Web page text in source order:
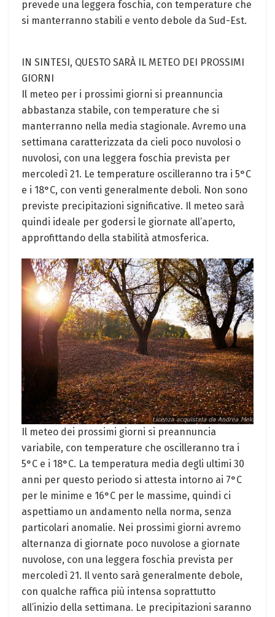
prevede una leggera foschia, con temperature che
si manterranno stabili e vento debole da Sud-Est.
IN SINTESI, QUESTO SARÀ IL METEO DEI PROSSIMI
GIORNI
Il meteo per i prossimi giorni si preannuncia
abbastanza stabile, con temperature che si
manterranno nella media stagionale. Avremo una
settimana caratterizzata da cieli poco nuvolosi o
nuvolosi, con una leggera foschia prevista per
mercoledì 21. Le temperature oscilleranno tra i 5°C
e i 18°C, con venti generalmente deboli. Non sono
previste precipitazioni significative. Il meteo sarà
quindi ideale per godersi le giornate all’aperto,
approfittando della stabilità atmosferica.
Il meteo dei prossimi giorni si preannuncia
variabile, con temperature che oscilleranno tra i
5°C e i 18°C. La temperatura media degli ultimi 30
anni per questo periodo si attesta intorno ai 7°C
per le minime e 16°C per le massime, quindi ci
aspettiamo un andamento nella norma, senza
particolari anomalie. Nei prossimi giorni avremo
alternanza di giornate poco nuvolose a giornate
nuvolose, con una leggera foschia prevista per
mercoledì 21. Il vento sarà generalmente debole,
con qualche raffica più intensa soprattutto
all’inizio della settimana. Le precipitazioni saranno